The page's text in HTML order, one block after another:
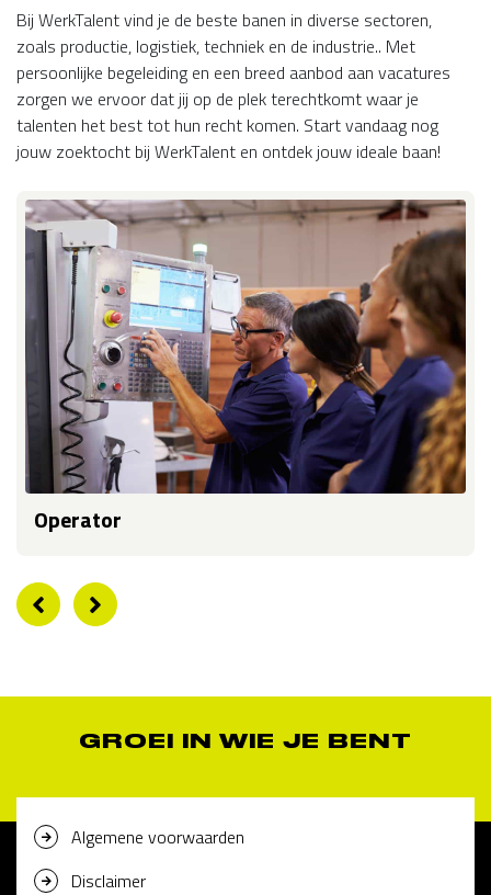
Bij WerkTalent vind je de beste banen in diverse sectoren,
zoals productie, logistiek, techniek en de industrie.. Met
persoonlijke begeleiding en een breed aanbod aan vacatures
zorgen we ervoor dat jij op de plek terechtkomt waar je
talenten het best tot hun recht komen. Start vandaag nog
jouw zoektocht bij WerkTalent en ontdek jouw ideale baan!
Operator
GROEI IN WIE JE BENT
Algemene voorwaarden
Disclaimer